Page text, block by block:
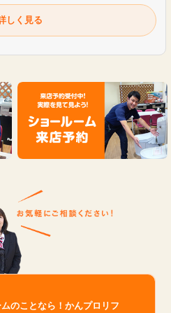
しく見る
のことなら！かんプロリフ